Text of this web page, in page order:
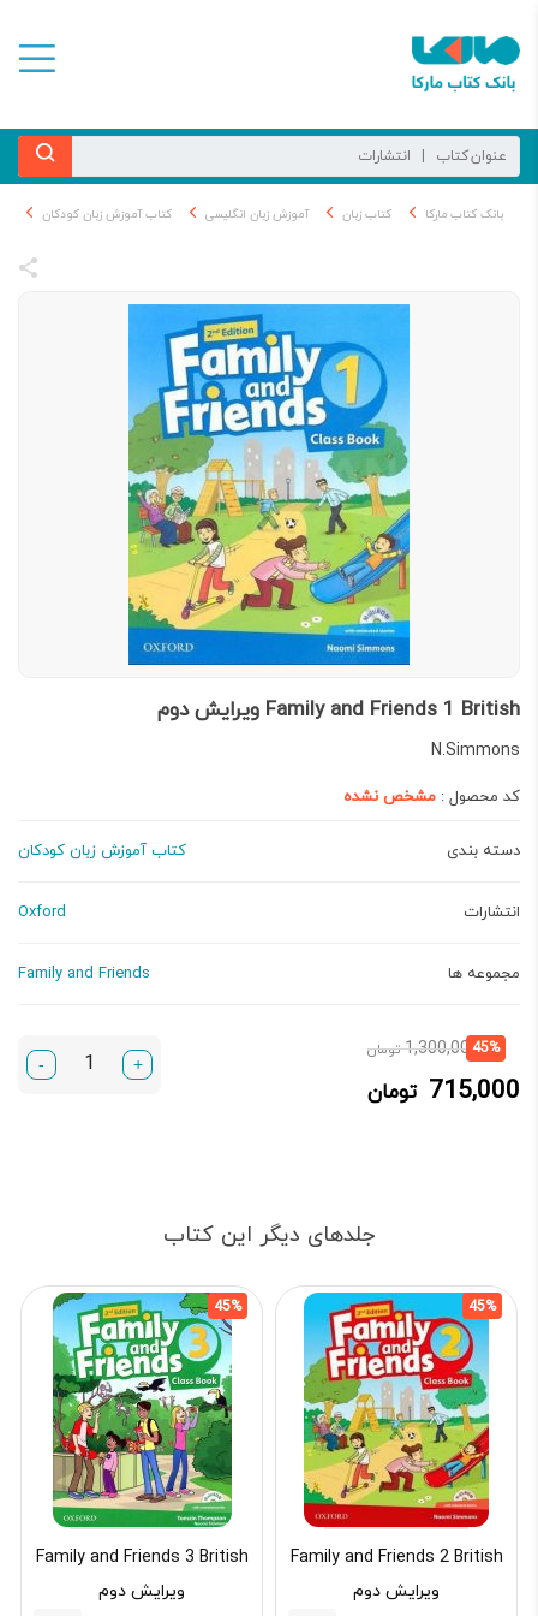
بانک کتاب مارکا کتاب زبان آموزش زبان انگلیسی کتاب آموزش زبان کودکان
Family and Friends 1 British ویرایش دوم
N.Simmons
کد محصول : مشخص نشده
دسته بندی کتاب آموزش زبان کودکان
انتشارات Oxford
مجموعه ها Family and Friends
45%
1,300,000 تومانقیمت
715,000 تومان
قیمت
715,000 تومان.
+
-
جلدهای دیگر این کتاب
45%
Family and Friends 2 British
ویرایش دوم
45%
Family and Friends 3 British
ویرایش دوم